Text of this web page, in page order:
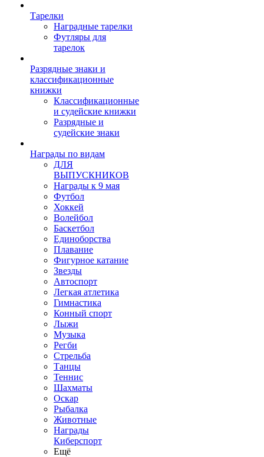
Тарелки
Наградные тарелки
Футляры для
тарелок
Разрядные знаки и
классификационные
книжки
Классификационные
и судейские книжки
Разрядные и
судейские знаки
Награды по видам
ДЛЯ
ВЫПУСКНИКОВ
Награды к 9 мая
Футбол
Хоккей
Волейбол
Баскетбол
Единоборства
Плавание
Фигурное катание
Звезды
Автоспорт
Легкая атлетика
Гимнастика
Конный спорт
Лыжи
Музыка
Регби
Стрельба
Танцы
Теннис
Шахматы
Оскар
Рыбалка
Животные
Награды
Киберспорт
Ещё